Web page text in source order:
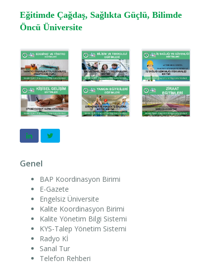
Eğitimde Çağdaş, Sağlıkta Güçlü, Bilimde
Öncü Üniversite
Genel
BAP Koordinasyon Birimi
E-Gazete
Engelsiz Üniversite
Kalite Koordinasyon Birimi
Kalite Yönetim Bilgi Sistemi
KYS-Talep Yönetim Sistemi
Radyo Kİ
Sanal Tur
Telefon Rehberi